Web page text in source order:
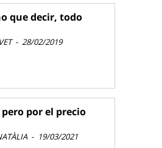
que decir, todo
- 28/02/2019
por el precio
- 19/03/2021